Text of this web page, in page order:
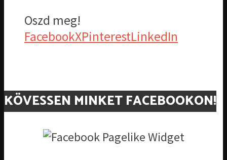
Oszd meg!
FacebookXPinterestLinkedIn
KÖVESSEN MINKET FACEBOOKON!